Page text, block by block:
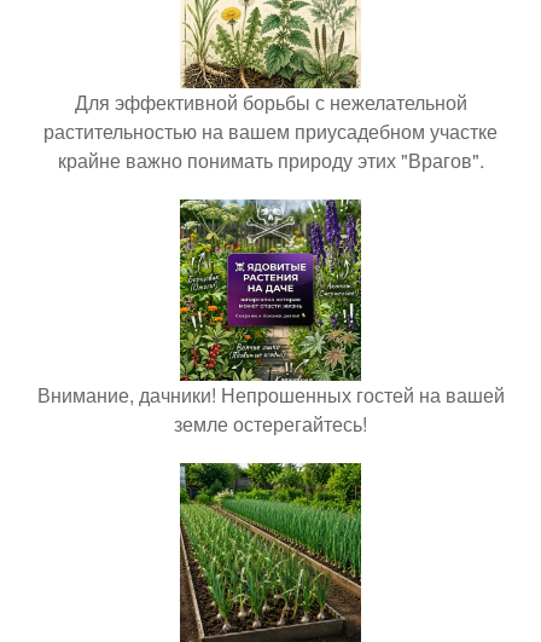
Для эффективной борьбы с нежелательной
растительностью на вашем приусадебном участке
крайне важно понимать природу этих "Врагов".
Внимание, дачники! Непрошенных гостей на вашей
земле остерегайтесь!